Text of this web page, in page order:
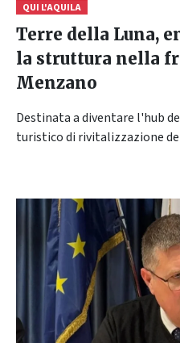
QUI L'AQUILA
Terre della Luna,
la struttura nella
Menzano
Destinata a diventare l'hub
turistico di rivitalizzazione